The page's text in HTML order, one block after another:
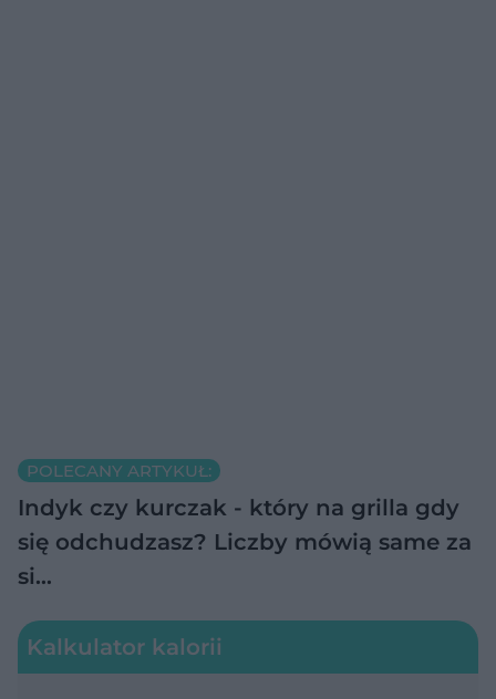
POLECANY ARTYKUŁ:
Indyk czy kurczak - który na grilla gdy
się odchudzasz? Liczby mówią same za
si…
Kalkulator kalorii